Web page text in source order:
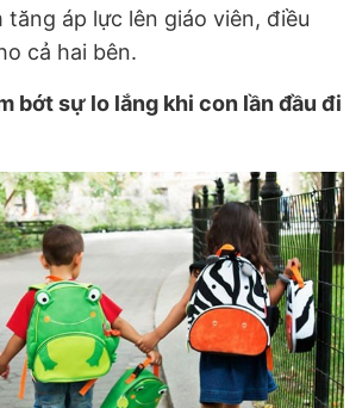
tăng áp lực lên giáo viên, điều
cả hai bên.
bớt sự lo lắng khi con lần đầu đi